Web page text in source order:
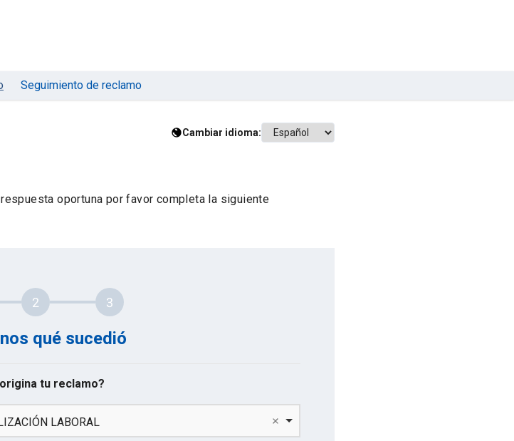
Seguimiento de reclamo
Cambiar idioma:
oportuna por favor completa la siguiente
2 3
qué sucedió
tu reclamo?
LABORAL